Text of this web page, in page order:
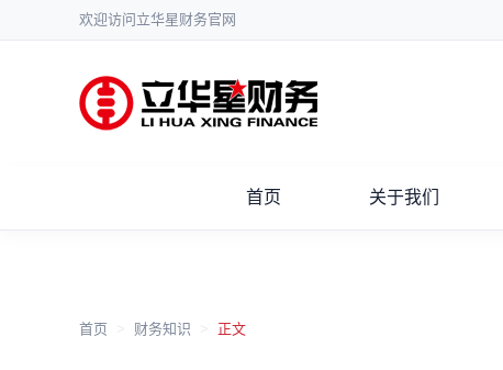
欢迎访问立华星财务官网
首页 关于我们
首页 财务知识 正文